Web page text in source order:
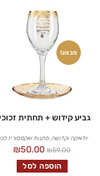
מבצע!
גביע קידוש + תחתית
יודאיקה וקדושה,מתנות ואקססוריז
₪59.00
₪50.00
הוספה לסל